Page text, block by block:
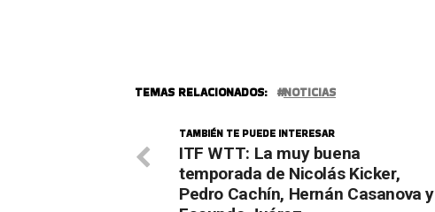
TEMAS RELACIONADOS: NOTICIAS
TAMBIÉN TE PUEDE INTERESAR
ITF WTT: La muy buena
temporada de Nicolás Kicker,
Pedro Cachín, Hernán Casanova y